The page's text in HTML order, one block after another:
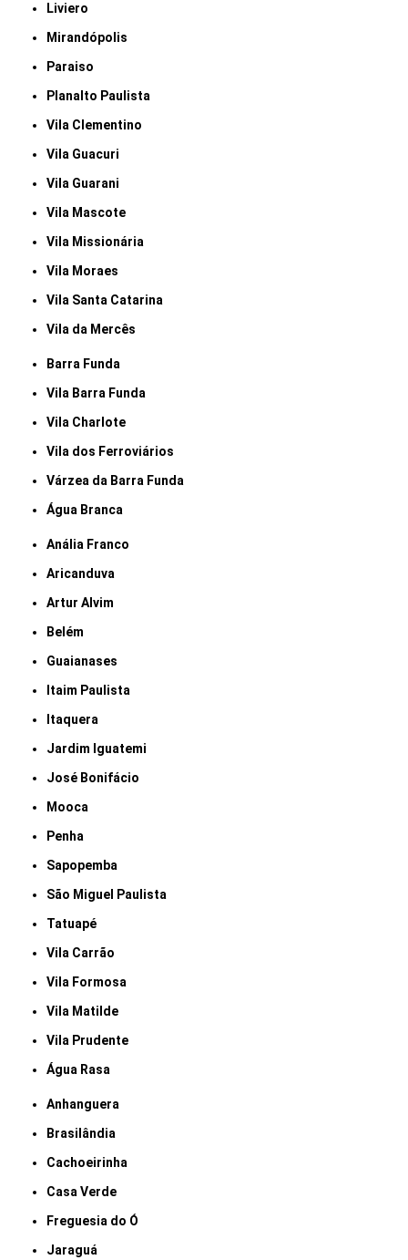
Liviero
Mirandópolis
Paraiso
Planalto Paulista
Vila Clementino
Vila Guacuri
Vila Guarani
Vila Mascote
Vila Missionária
Vila Moraes
Vila Santa Catarina
Vila da Mercês
Barra Funda
Vila Barra Funda
Vila Charlote
Vila dos Ferroviários
Várzea da Barra Funda
Água Branca
Anália Franco
Aricanduva
Artur Alvim
Belém
Guaianases
Itaim Paulista
Itaquera
Jardim Iguatemi
José Bonifácio
Mooca
Penha
Sapopemba
São Miguel Paulista
Tatuapé
Vila Carrão
Vila Formosa
Vila Matilde
Vila Prudente
Água Rasa
Anhanguera
Brasilândia
Cachoeirinha
Casa Verde
Freguesia do Ó
Jaraguá